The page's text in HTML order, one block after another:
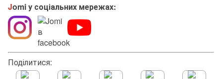
Jomi у соціальних мережах:
Поділитися: